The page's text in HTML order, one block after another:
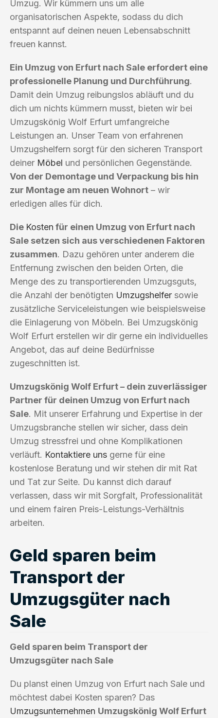
Umzug. Wir kümmern uns um alle
organisatorischen Aspekte, sodass du dich
entspannt auf deinen neuen Lebensabschnitt
freuen kannst.
Ein Umzug von Erfurt nach Sale erfordert eine
professionelle Planung und Durchführung.
Damit dein Umzug reibungslos abläuft und du
dich um nichts kümmern musst, bieten wir bei
Umzugskönig Wolf Erfurt umfangreiche
Leistungen an. Unser Team von erfahrenen
Umzugshelfern sorgt für den sicheren Transport
deiner Möbel und persönlichen Gegenstände.
Von der Demontage und Verpackung bis hin
zur Montage am neuen Wohnort – wir
erledigen alles für dich.
Die Kosten für einen Umzug von Erfurt nach
Sale setzen sich aus verschiedenen Faktoren
zusammen. Dazu gehören unter anderem die
Entfernung zwischen den beiden Orten, die
Menge des zu transportierenden Umzugsguts,
die Anzahl der benötigten Umzugshelfer sowie
zusätzliche Serviceleistungen wie beispielsweise
die Einlagerung von Möbeln. Bei Umzugskönig
Wolf Erfurt erstellen wir dir gerne ein individuelles
Angebot, das auf deine Bedürfnisse
zugeschnitten ist.
Umzugskönig Wolf Erfurt – dein zuverlässiger
Partner für deinen Umzug von Erfurt nach
Sale. Mit unserer Erfahrung und Expertise in der
Umzugsbranche stellen wir sicher, dass dein
Umzug stressfrei und ohne Komplikationen
verläuft. Kontaktiere uns gerne für eine
kostenlose Beratung und wir stehen dir mit Rat
und Tat zur Seite. Du kannst dich darauf
verlassen, dass wir mit Sorgfalt, Professionalität
und einem fairen Preis-Leistungs-Verhältnis
arbeiten.
Geld sparen beim
Transport der
Umzugsgüter nach
Sale
Geld sparen beim Transport der
Umzugsgüter nach Sale
Du planst einen Umzug von Erfurt nach Sale und
möchtest dabei Kosten sparen? Das
Umzugsunternehmen Umzugskönig Wolf Erfurt